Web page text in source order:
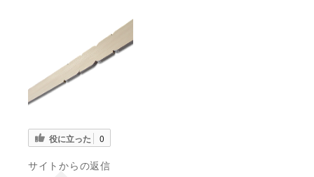
役に立った 0
サイトからの返信